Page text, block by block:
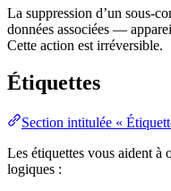
La suppression d’un sous-
données associées —
Cette action est irréversible.
Étiquettes
Section intitulée «
Les étiquettes vous aident à
logiques :